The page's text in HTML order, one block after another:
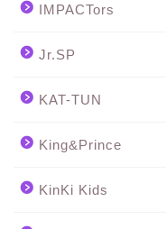
IMPACTors
Jr.SP
KAT-TUN
King&Prince
KinKi Kids